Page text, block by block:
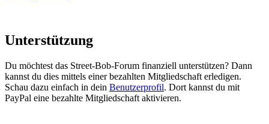
Unterstützung
Du möchtest das Street-Bob-Forum finanziell unterstützen? Dann
kannst du dies mittels einer bezahlten Mitgliedschaft erledigen.
Schau dazu einfach in dein Benutzerprofil. Dort kannst du mit
PayPal eine bezahlte Mitgliedschaft aktivieren.